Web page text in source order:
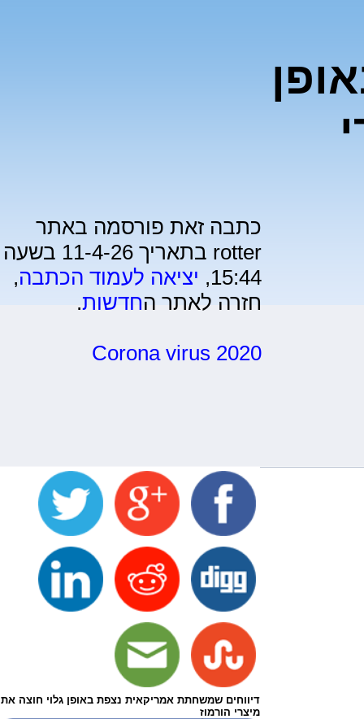
כתבה זאת פורסמה באתר
rotter בתאריך 11-4-26 בשעה
15:44, יציאה לעמוד הכתבה,
חזרה לאתר החדשות.
Corona virus 2020
דיווחים שמשחתת אמריקאית נצפת באופן גלוי חוצה את
מיצרי הורמוז